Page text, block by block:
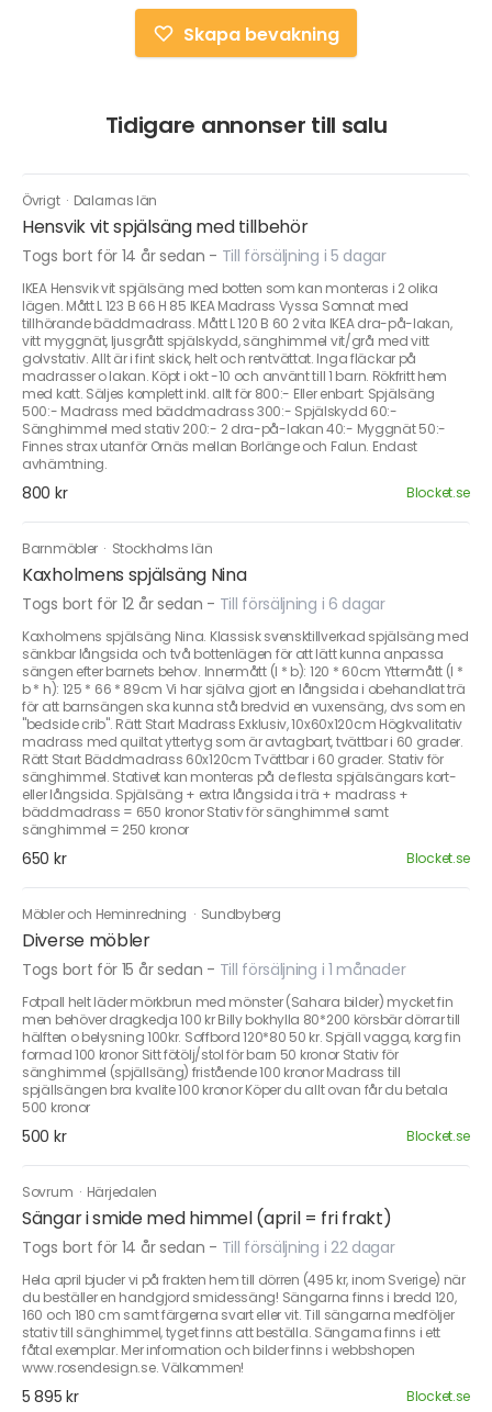
Skapa bevakning
Tidigare annonser till salu
Övrigt · Dalarnas län
Hensvik vit spjälsäng med tillbehör
Togs bort för 14 år sedan - Till försäljning i 5 dagar
IKEA Hensvik vit spjälsäng med botten som kan monteras i 2 olika
lägen. Mått L 123 B 66 H 85 IKEA Madrass Vyssa Somnat med
tillhörande bäddmadrass. Mått L 120 B 60 2 vita IKEA dra-på-lakan,
vitt myggnät, ljusgrått spjälskydd, sänghimmel vit/grå med vitt
golvstativ. Allt är i fint skick, helt och rentvättat. Inga fläckar på
madrasser o lakan. Köpt i okt -10 och använt till 1 barn. Rökfritt hem
med katt. Säljes komplett inkl. allt för 800:- Eller enbart: Spjälsäng
500:- Madrass med bäddmadrass 300:- Spjälskydd 60:-
Sänghimmel med stativ 200:- 2 dra-på-lakan 40:- Myggnät 50:-
Finnes strax utanför Ornäs mellan Borlänge och Falun. Endast
avhämtning.
800 kr Blocket.se
Barnmöbler · Stockholms län
Kaxholmens spjälsäng Nina
Togs bort för 12 år sedan - Till försäljning i 6 dagar
Kaxholmens spjälsäng Nina. Klassisk svensktillverkad spjälsäng med
sänkbar långsida och två bottenlägen för att lätt kunna anpassa
sängen efter barnets behov. Innermått (l * b): 120 * 60cm Yttermått (l *
b * h): 125 * 66 * 89cm Vi har själva gjort en långsida i obehandlat trä
för att barnsängen ska kunna stå bredvid en vuxensäng, dvs som en
"bedside crib". Rätt Start Madrass Exklusiv, 10x60x120cm Högkvalitativ
madrass med quiltat yttertyg som är avtagbart, tvättbar i 60 grader.
Rätt Start Bäddmadrass 60x120cm Tvättbar i 60 grader. Stativ för
sänghimmel. Stativet kan monteras på de flesta spjälsängars kort-
eller långsida. Spjälsäng + extra långsida i trä + madrass +
bäddmadrass = 650 kronor Stativ för sänghimmel samt
sänghimmel = 250 kronor
650 kr Blocket.se
Möbler och Heminredning · Sundbyberg
Diverse möbler
Togs bort för 15 år sedan - Till försäljning i 1 månader
Fotpall helt läder mörkbrun med mönster (Sahara bilder) mycket fin
men behöver dragkedja 100 kr Billy bokhylla 80*200 körsbär dörrar till
hälften o belysning 100kr. Soffbord 120*80 50 kr. Spjäll vagga, korg fin
formad 100 kronor Sitt fötölj/stol för barn 50 kronor Stativ för
sänghimmel (spjällsäng) fristående 100 kronor Madrass till
spjällsängen bra kvalite 100 kronor Köper du allt ovan får du betala
500 kronor
500 kr Blocket.se
Sovrum · Härjedalen
Sängar i smide med himmel (april = fri frakt)
Togs bort för 14 år sedan - Till försäljning i 22 dagar
Hela april bjuder vi på frakten hem till dörren (495 kr, inom Sverige) när
du beställer en handgjord smidessäng! Sängarna finns i bredd 120,
160 och 180 cm samt färgerna svart eller vit. Till sängarna medföljer
stativ till sänghimmel, tyget finns att beställa. Sängarna finns i ett
fåtal exemplar. Mer information och bilder finns i webbshopen
www.rosendesign.se. Välkommen!
5 895 kr Blocket.se